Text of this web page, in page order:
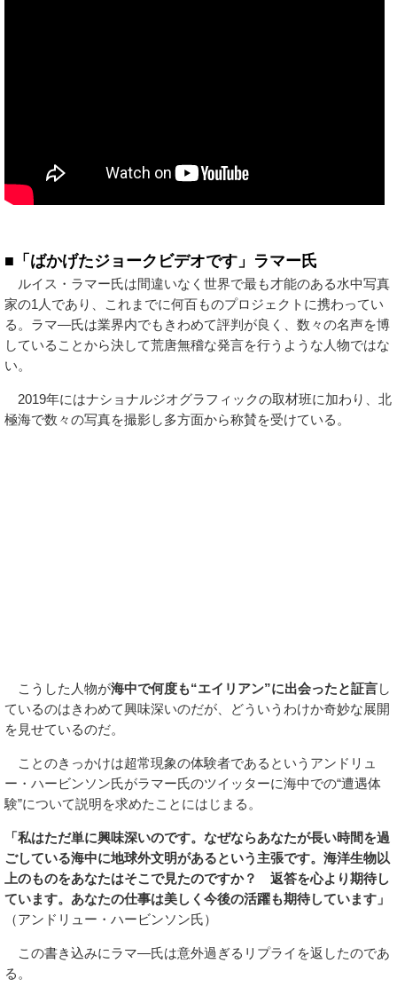
■「ばかげたジョークビデオです」ラマー氏
ルイス・ラマー氏は間違いなく世界で最も才能のある水中写真
家の1人であり、これまでに何百ものプロジェクトに携わってい
る。ラマ―氏は業界内でもきわめて評判が良く、数々の名声を博
していることから決して荒唐無稽な発言を行うような人物ではな
い。
2019年にはナショナルジオグラフィックの取材班に加わり、北
極海で数々の写真を撮影し多方面から称賛を受けている。
こうした人物が海中で何度も“エイリアン”に出会ったと証言し
ているのはきわめて興味深いのだが、どういうわけか奇妙な展開
を見せているのだ。
ことのきっかけは超常現象の体験者であるというアンドリュ
ー・ハービンソン氏がラマー氏のツイッターに海中での“遭遇体
験”について説明を求めたことにはじまる。
「私はただ単に興味深いのです。なぜならあなたが長い時間を過
ごしている海中に地球外文明があるという主張です。海洋生物以
上のものをあなたはそこで見たのですか？ 返答を心より期待し
ています。あなたの仕事は美しく今後の活躍も期待しています」
（アンドリュー・ハービンソン氏）
この書き込みにラマ―氏は意外過ぎるリプライを返したのであ
る。